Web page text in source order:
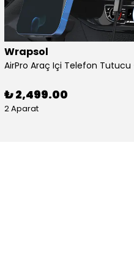
Wrapsol
₺ 2,499.00
2 Aparat